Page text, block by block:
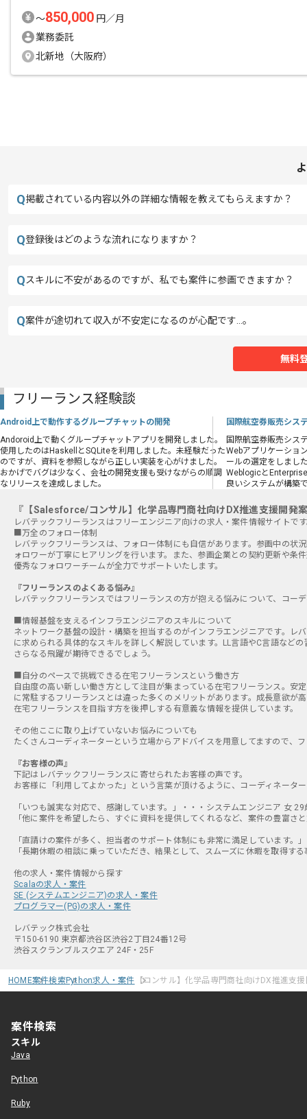
〜850,000 円／月
業務委託
北新地（大阪府）
Q掲載されている内容以外の詳細な情報を教えてもらえますか？
Q登録後はどのような流れになりますか？
Qスキルに不安があるのですが、私でも案件に参画できますか？
Q案件が途切れて収入が不安定になるのが心配です…。
無料
フリーランス経験談
Android上で動作するグループチャットの開発
Andoroid上で動くグループチャットアプリを開発しました。
使用したのはHaskellとSQLiteを利用しました。未経験だった
のですが、資料を参照しながら正しい実装を心がけました。
おかげでバグは少なく、会社の開発支援も受けながらの順調
なリリースを達成しました。
国際航空券販売シス
国際航空券販売シス
Webアプリケーショ
ールの選定をしまし
Weblogicと
良いシステムが構築
『【Salesforce/コンサル】化学品専門商社向けDX推進支援開発
■万全のフォロー体制
レバテックフリーランスは、フォロー体制にも自信があります。参画中の
ォロワーが丁寧にヒアリングを行います。また、参画企業との契約更新や
優秀なフォロワーチームが全力でサポートいたします。
『フリーランスのよくある悩み』
レバテックフリーランスではフリーランスの方が抱える悩みについて、コー
■情報基盤を支えるインフラエンジニアのスキルについて
ネットワーク基盤の設計・構築を担当するのがインフラエンジニアです。レ
に求められる具体的なスキルを詳しく解説しています。LL言語やC言語など
さらなる飛躍が期待できるでしょう。
■自分のペースで挑戦できる在宅フリーランスという働き方
自由度の高い新しい働き方として注目が集まっている在宅フリーランス。
に常駐するフリーランスとは違った多くのメリットがあります。成長意欲が
在宅フリーランスを目指す方を後押しする有意義な情報を提供しています。
その他ここに取り上げていないお悩みについても
たくさんコーディネーターという立場からアドバイスを用意してますので、
『お客様の声』
下記はレバテックフリーランスに寄せられたお客様の声です。
お客様に「利用してよかった」という言葉が頂けるように、コーディネータ
「いつも誠実な対応で、感謝しています。」・・・システムエンジニア 女 29
「他に案件を希望したら、すぐに資料を提供してくれるなど、案件の豊富
「直請けの案件が多く、担当者のサポート体制にも非常に満足しています。
「長期休暇の相談に乗っていただき、結果として、スムーズに休暇を取得す
Scalaの求人・案件
SE (システムエンジニア)の求人・案件
プログラマー(PG)の求人・案件
レバテック株式会社
〒150-6190 東京都渋谷区渋谷2丁目24番12号
渋谷スクランブルスクエア 24F・25F
HOME案件検索Python求人・案件 【コンサル】化学品専門商社向けDX推進支
案件検索
スキル
Java
Python
Ruby